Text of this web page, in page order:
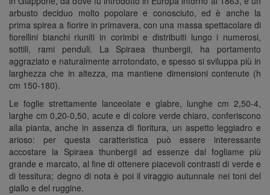
arbusto deciduo molto popolare e conosciuto, ed è anche la
prima spirea a fiorire in primavera, con una massa spettacolare di
fiorellini bianchi riuniti in corimbi e distribuiti lungo i numerosi,
sottili, rami penduli. La Spiraea thunbergii, ha portamento
aggraziato e naturalmente arrotondato, e spesso si sviluppa più in
larghezza che in altezza, ma mantiene dimensioni contenute (h
cm 150-180).
Le foglie strettamente lanceolate e glabre, lunghe cm 2,50-4,
larghe cm 0,20-0,50, acute e di colore verde chiaro, conferiscono
alla pianta, anche in assenza di fioritura, un aspetto leggiadro e
arioso: per questa caratteristica può essere interessante
accostare la Spiraea thunbergii ad essenze dal fogliame più
grande e marcato, al fine di ottenere piacevoli contrasti di verde e
di tessitura; degno di nota è poi il viraggio autunnale nei toni del
giallo e del ruggine.